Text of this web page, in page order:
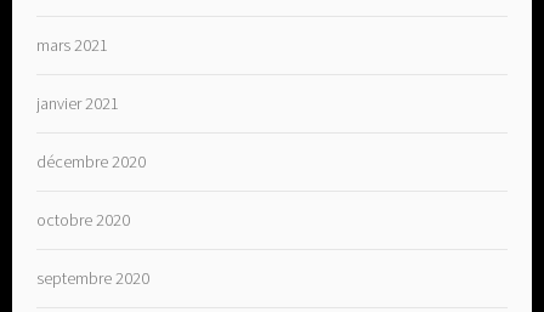
mars 2021
janvier 2021
décembre 2020
octobre 2020
septembre 2020